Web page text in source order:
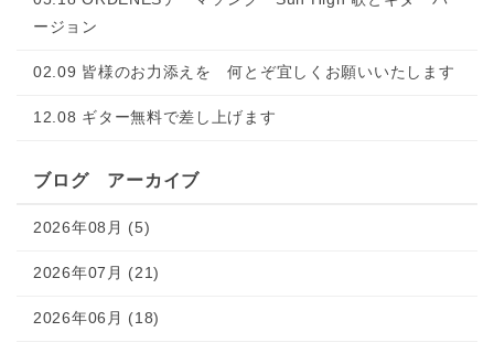
ージョン
02.09 皆様のお力添えを 何とぞ宜しくお願いいたします
12.08 ギター無料で差し上げます
ブログ アーカイブ
2026年08月 (5)
2026年07月 (21)
2026年06月 (18)